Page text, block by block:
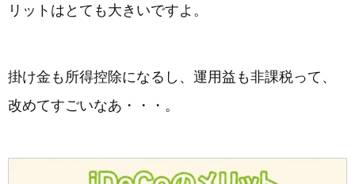
リットはとても大きいですよ。
掛け金も所得控除になるし、運用益も非課税って、
改めてすごいなあ・・・。